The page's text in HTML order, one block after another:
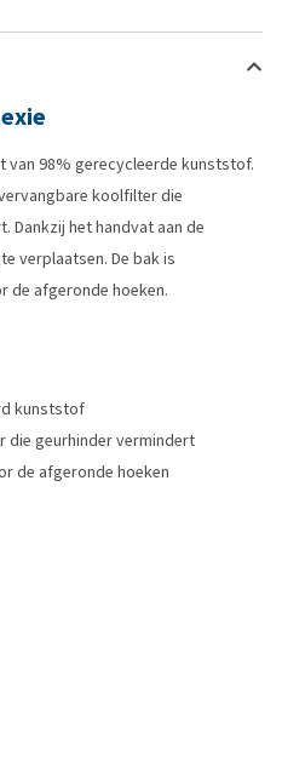
van 98% gerecycleerde kunststof.
koolfilter die
Dankzij het handvat aan de
verplaatsen. De bak is
de afgeronde hoeken.
kunststof
die geurhinder vermindert
de afgeronde hoeken